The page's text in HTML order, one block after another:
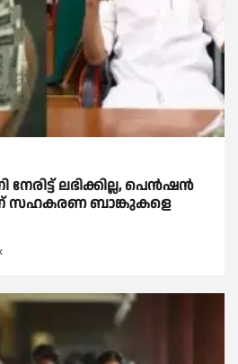
ലഭിക്കില്ല, പെൻഷൻ
സഹകരണ ബാങ്കുകളെ